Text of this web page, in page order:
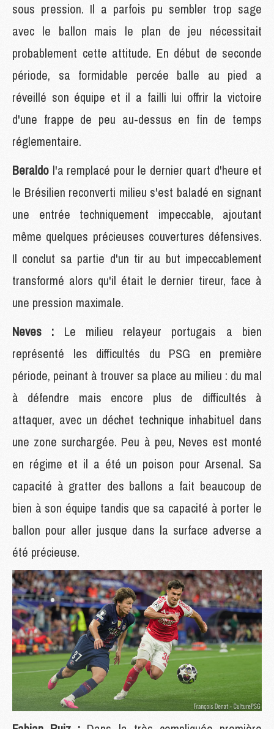
sous pression. Il a parfois pu sembler trop sage
avec le ballon mais le plan de jeu nécessitait
probablement cette attitude. En début de seconde
période, sa formidable percée balle au pied a
réveillé son équipe et il a failli lui offrir la victoire
d'une frappe de peu au-dessus en fin de temps
réglementaire.
Beraldo l'a remplacé pour le dernier quart d'heure et
le Brésilien reconverti milieu s'est baladé en signant
une entrée techniquement impeccable, ajoutant
même quelques précieuses couvertures défensives.
Il conclut sa partie d'un tir au but impeccablement
transformé alors qu'il était le dernier tireur, face à
une pression maximale.
Neves : Le milieu relayeur portugais a bien
représenté les difficultés du PSG en première
période, peinant à trouver sa place au milieu : du mal
à défendre mais encore plus de difficultés à
attaquer, avec un déchet technique inhabituel dans
une zone surchargée. Peu à peu, Neves est monté
en régime et il a été un poison pour Arsenal. Sa
capacité à gratter des ballons a fait beaucoup de
bien à son équipe tandis que sa capacité à porter le
ballon pour aller jusque dans la surface adverse a
été précieuse.